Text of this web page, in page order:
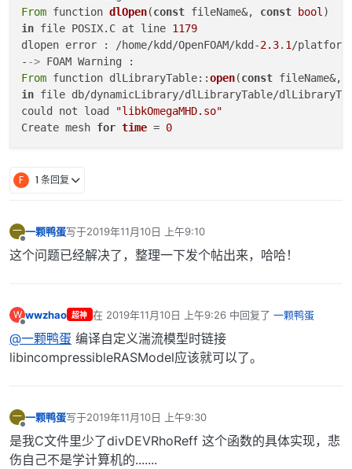
From function dlOpen(const fileName&, const bool
in file POSIX.C at line 1179
dlopen error : /home/kdd/OpenFOAM/kdd-2.3. 1/platforms/
- ->
From function dlLibraryTable::open(const fileName&,
in file db/dynamicLibrary/dlLibraryTable/
could not load
"libkOmegaMHD.so"
Create mesh for time = 0
F 1 条回复
一
离线
一颗鸭蛋写于2019年11月10日 上午9:10
最后由 编辑
这个问题已经解决了，整理一下发个帖出来，哈哈！
W wwzhao 超神 在 2019年11月10日 上午9:26中回复了 一颗鸭蛋
最后由 编辑
@一颗鸭蛋 编译自定义湍流模型时链接
libincompressibleRASModel应该就可以了。
一
离线
一颗鸭蛋写于2019年11月10日 上午9:30
最后由 编辑
是我C文件里少了divDEVRhoReff 这个函数的具体实现，悲
伤自己不是学计算机的.......